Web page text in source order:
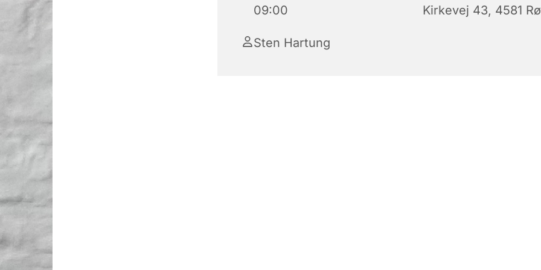
09:00 Kirkevej 43, 4581
Sten Hartung